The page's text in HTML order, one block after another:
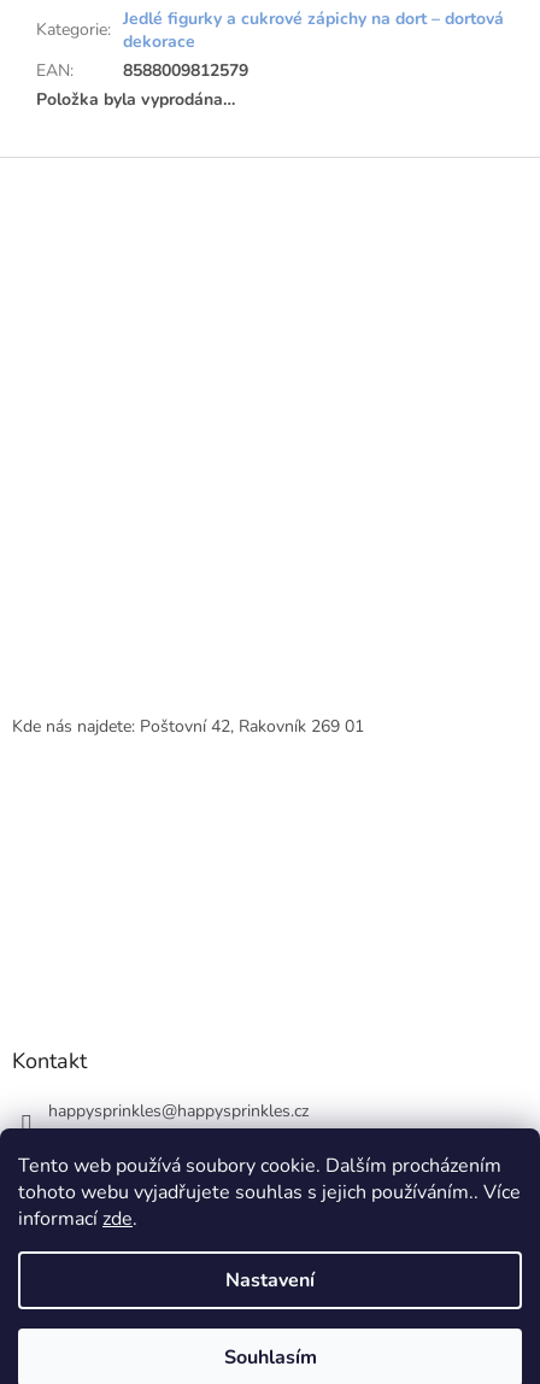
Tento web používá soubory cookie. Dalším procházením
tohoto webu vyjadřujete souhlas s jejich používáním.. Více
informacízde.
Nastavení
Souhlasím
Kategorie: Jedlé figurky a cukrové zápichy na dort – dortová
dekorace
EAN:
8588009812579
Položka byla vyprodána…
Z
Kde nás najdete: Poštovní 42, Rakovník 269 01
Kontakt
happysprinkles@happysprinkles.cz
Vytvořil Shoptet
happysprinkles.cz 🧁. Všechna práva vyhrazena.